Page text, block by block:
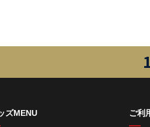
ズMENU ご利